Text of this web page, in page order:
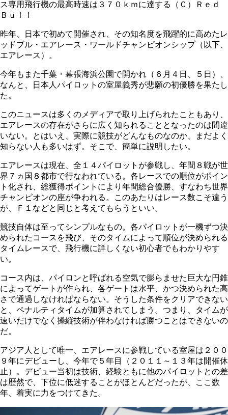
ス専用飛行機の最高時速は３７０ｋｍに達する（Ｃ）Ｒｅｄ
Ｂｕｌｌ
昨年、日本で初めて開催され、その知名度を飛躍的に高めたレ
ッドブル・エアレース・ワールドチャンピオンシップ（以下、
エアレース）。
今年もまた千葉・幕張海浜公園で開かれ（６月４日、５日）、
なんと、日本人パイロットの室屋義秀が悲願の初優勝を果たし
た。
このニュースは多くのメディアで取り上げられたこともあり、
エアレースの存在がさらに広く知られることとなったのは間違
いない。とはいえ、実際に競技がどんなものなのか、まだよく
知らない人も多いはず。そこで、簡単に説明したい。
エアレースは現在、全１４パイロットが参戦し、年間８戦が世
界７ヵ国８都市で行なわれている。各レースでの順位がポイン
ト化され、総獲得ポイントにより年間総合優勝、すなわち世界
チャンピオンの座が争われる。このあたりはレース数こそ違う
が、Ｆ１などと同じと考えてもらうといい。
競技自体は至ってシンプルなもの。各パイロットが一機ずつ決
められたコースを飛び、そのタイムによって順位が決められる
タイムレースで、飛行機に詳しくない初心者でもわかりやす
い。
コース内は、パイロンと呼ばれる空気で膨らませた巨大な円錐
によってゲートが作られ、各ゲートは水平、かつ決められた高
さで通過しなければならない。そうした条件をクリアできない
と、ペナルティタイムが加算されてしまう。つまり、タイムが
速いだけでなく操縦技術が伴わなければ勝つことはできないの
だ。
アジア人として唯一、エアレースに参戦している室屋は２００
９年にデビューし、今年で５年目（２０１１～１３年は開催休
止）。デビュー当初は技術、経験ともに他のパイロットとの差
は歴然で、下位に低迷することがほとんどだったが、ここ数
年、着実に力をつけてきた。